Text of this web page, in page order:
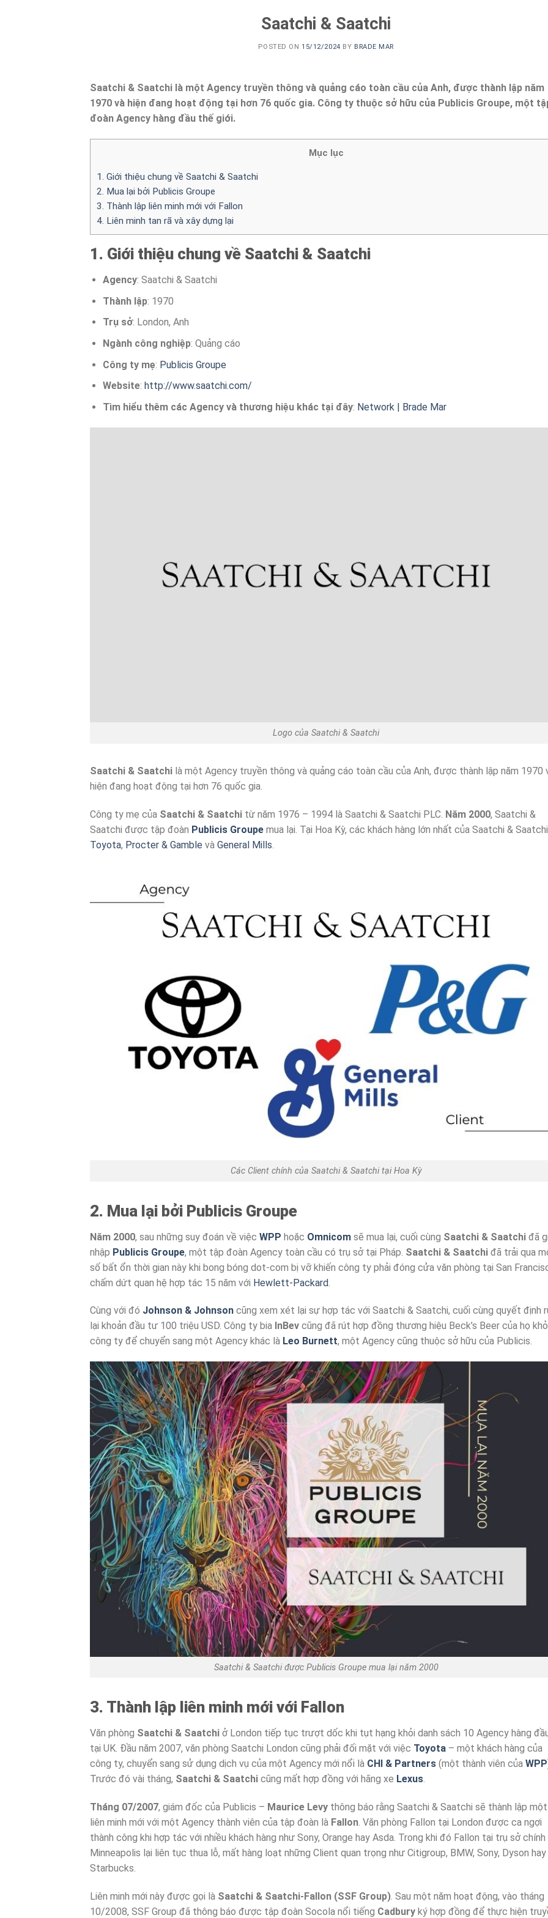
Saatchi & Saatchi
POSTED ON15/12/2024 BY BRADE MAR
Saatchi & Saatchi là một Agency truyền thông và quảng cáo toàn cầu của Anh, được thành lập năm
1970 và hiện đang hoạt động tại hơn 76 quốc gia. Công ty thuộc sở hữu của Publicis Groupe, một
đoàn Agency hàng đầu thế giới.
Mục lục
1. Giới thiệu chung về Saatchi & Saatchi
2. Mua lại bởi Publicis Groupe
3. Thành lập liên minh mới với Fallon
4. Liên minh tan rã và xây dựng lại
1. Giới thiệu chung về Saatchi & Saatchi
Agency: Saatchi & Saatchi
Thành lập: 1970
Trụ sở: London, Anh
Ngành công nghiệp: Quảng cáo
Công ty mẹ: Publicis Groupe
Website: http://www.saatchi.com/
Tìm hiểu thêm các Agency và thương hiệu khác tại đây: Network | Brade Mar
Logo của Saatchi & Saatchi
Saatchi & Saatchi là một Agency truyền thông và quảng cáo toàn cầu của Anh, được thành lập năm 1970
hiện đang hoạt động tại hơn 76 quốc gia.
Công ty mẹ của Saatchi & Saatchi từ năm 1976 – 1994 là Saatchi & Saatchi PLC. Năm 2000, Saatchi &
Saatchi được tập đoàn Publicis Groupe mua lại. Tại Hoa Kỳ, các khách hàng lớn nhất của Saatchi &
Toyota, Procter & Gamble và General Mills
Các Client chính của Saatchi & Saatchi tại Hoa Kỳ
2. Mua lại bởi Publicis Groupe
Năm 2000, sau những suy đoán về việc WPP hoặc Omnicom sẽ mua lại, cuối cùng Saatchi & Saatchi đã
nhập Publicis Groupe, một tập đoàn Agency toàn cầu có trụ sở tại Pháp. Saatchi & Saatchi đã trải qua
số bất ổn thời gian này khi bong bóng dot-com bị vỡ khiến công ty phải đóng cửa văn phòng tại San
chấm dứt quan hệ hợp tác 15 năm với Hewlett-Packard
Cùng với đó Johnson & Johnson cũng xem xét lại sự hợp tác với Saatchi & Saatchi, cuối cùng quyết định
lại khoản đầu tư 100 triệu USD. Công ty bia InBev cũng đã rút hợp đồng thương hiệu Beck’s Beer của họ
công ty để chuyển sang một Agency khác là Leo Burnett, một Agency cũng thuộc sở hữu của Publicis.
Saatchi & Saatchi được Publicis Groupe mua lại năm 2000
3. Thành lập liên minh mới với Fallon
Văn phòng Saatchi & Saatchi ở London tiếp tục trượt dốc khi tụt hạng khỏi danh sách 10 Agency hàng
tại UK. Đầu năm 2007, văn phòng Saatchi London cũng phải đối mặt với việc Toyota – một khách hàng của
công ty, chuyển sang sử dụng dịch vụ của một Agency mới nổi là CHI & Partners (một thành viên của WPP
Trước đó vài tháng, Saatchi & Saatchi cũng mất hợp đồng với hãng xe Lexus.
Tháng 07/2007, giám đốc của Publicis – Maurice Levy thông báo rằng Saatchi & Saatchi sẽ thành lập một
liên minh mới với một Agency thành viên của tập đoàn là Fallon. Văn phòng Fallon tại London được ca ngợi
thành công khi hợp tác với nhiều khách hàng như Sony, Orange hay Asda. Trong khi đó Fallon tại trụ sở
Minneapolis lại liên tục thua lỗ, mất hàng loạt những Client quan trọng như Citigroup, BMW, Sony, Dyson hay
Starbucks.
Liên minh mới này được gọi là Saatchi & Saatchi-Fallon (SSF Group). Sau một năm hoạt động, vào tháng
10/2008, SSF Group đã thông báo được tập đoàn Socola nổi tiếng Cadbury ký hợp đồng để thực hiện